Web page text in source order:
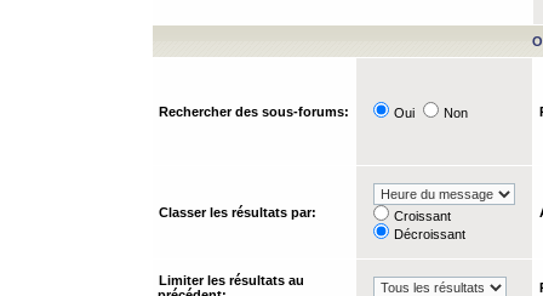
Rechercher des sous-forums: Oui Non
Classer les résultats par:
Croissant
Décroissant
Limiter les résultats au